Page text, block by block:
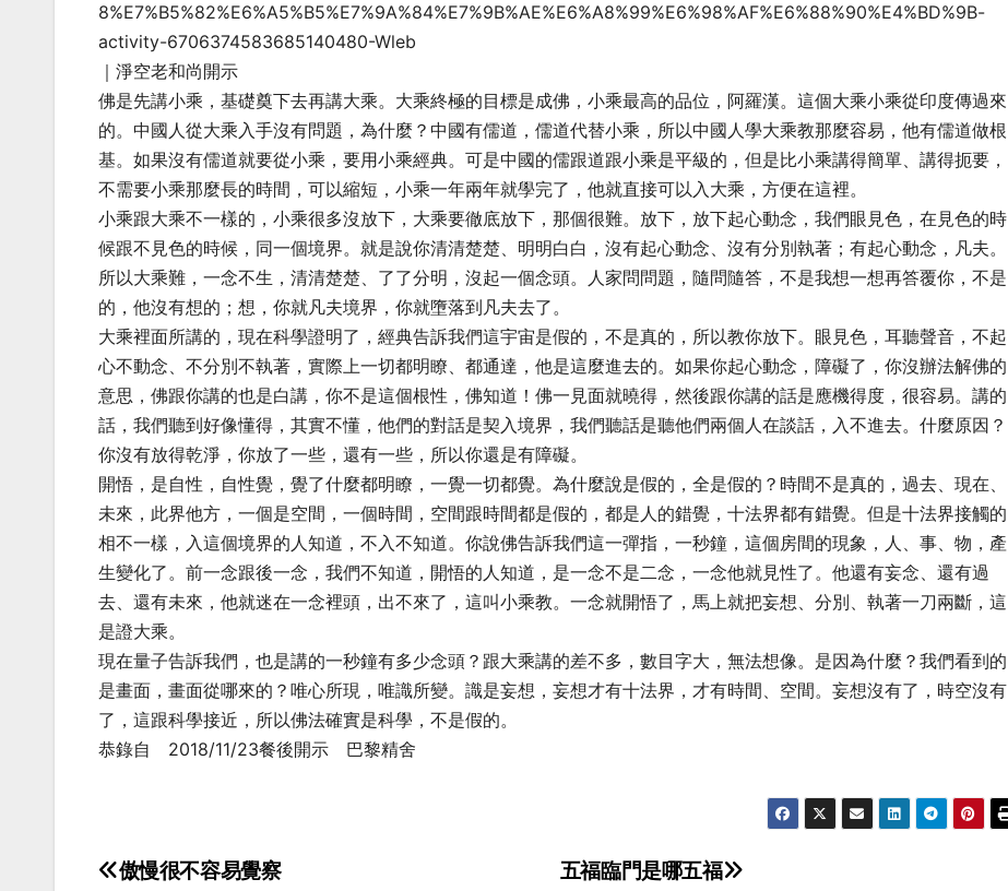
8%E7%B5%82%E6%A5%B5%E7%9A%84%E7%9B%AE%E6%A8%99%E6%98%AF%E6%88%90%E4%BD%9B-
activity-6706374583685140480-Wleb
｜淨空老和尚開示
佛是先講小乘，基礎奠下去再講大乘。大乘終極的目標是成佛，小乘最高的品位，阿羅漢。這個大乘小乘從印度傳過來
的。中國人從大乘入手沒有問題，為什麼？中國有儒道，儒道代替小乘，所以中國人學大乘教那麼容易，他有儒道做根
基。如果沒有儒道就要從小乘，要用小乘經典。可是中國的儒跟道跟小乘是平級的，但是比小乘講得簡單、講得扼要，
不需要小乘那麼長的時間，可以縮短，小乘一年兩年就學完了，他就直接可以入大乘，方便在這裡。
小乘跟大乘不一樣的，小乘很多沒放下，大乘要徹底放下，那個很難。放下，放下起心動念，我們眼見色，在見色的時
候跟不見色的時候，同一個境界。就是說你清清楚楚、明明白白，沒有起心動念、沒有分別執著；有起心動念，凡夫。
所以大乘難，一念不生，清清楚楚、了了分明，沒起一個念頭。人家問問題，隨問隨答，不是我想一想再答覆你，不是
的，他沒有想的；想，你就凡夫境界，你就墮落到凡夫去了。
大乘裡面所講的，現在科學證明了，經典告訴我們這宇宙是假的，不是真的，所以教你放下。眼見色，耳聽聲音，不起
心不動念、不分別不執著，實際上一切都明瞭、都通達，他是這麼進去的。如果你起心動念，障礙了，你沒辦法解佛的
意思，佛跟你講的也是白講，你不是這個根性，佛知道！佛一見面就曉得，然後跟你講的話是應機得度，很容易。講的
話，我們聽到好像懂得，其實不懂，他們的對話是契入境界，我們聽話是聽他們兩個人在談話，入不進去。什麼原因？
你沒有放得乾淨，你放了一些，還有一些，所以你還是有障礙。
開悟，是自性，自性覺，覺了什麼都明瞭，一覺一切都覺。為什麼說是假的，全是假的？時間不是真的，過去、現在、
未來，此界他方，一個是空間，一個時間，空間跟時間都是假的，都是人的錯覺，十法界都有錯覺。但是十法界接觸的
相不一樣，入這個境界的人知道，不入不知道。你說佛告訴我們這一彈指，一秒鐘，這個房間的現象，人、事、物，產
生變化了。前一念跟後一念，我們不知道，開悟的人知道，是一念不是二念，一念他就見性了。他還有妄念、還有過
去、還有未來，他就迷在一念裡頭，出不來了，這叫小乘教。一念就開悟了，馬上就把妄想、分別、執著一刀兩斷，這
是證大乘。
現在量子告訴我們，也是講的一秒鐘有多少念頭？跟大乘講的差不多，數目字大，無法想像。是因為什麼？我們看到的
是畫面，畫面從哪來的？唯心所現，唯識所變。識是妄想，妄想才有十法界，才有時間、空間。妄想沒有了，時空沒有
了，這跟科學接近，所以佛法確實是科學，不是假的。
恭錄自 2018/11/23餐後開示 巴黎精舍
Post
五福臨門是哪五福
傲慢很不容易覺察